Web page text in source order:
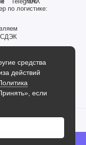
средства
действий
если
по логистике: